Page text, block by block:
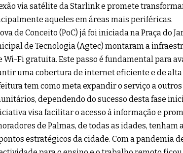
via satélite da Starlink e promete
aqueles em áreas mais periféricas.
de Conceito (PoC) já foi iniciada na Praça do
de Tecnologia (Agtec) montaram a
Wi-Fi gratuita. Este passo é fundamental para
uma cobertura de internet eficiente e de alta
tem como meta expandir o serviço a
dependendo do sucesso desta fase
visa facilitar o acesso à informação e
de Palmas, de todas as idades,
estratégicos da cidade. Com a pandemia